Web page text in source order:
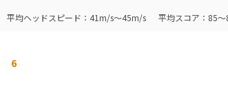
のフィーリングのまま軽量化したいので
らい行っての調整、慣れの段階ですが、飛距
平均ヘッドスピード：41m/s～45m/s 平均スコア：85～
6